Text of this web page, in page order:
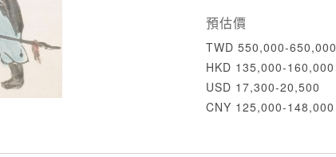
預估價
TWD 550,000-650,000
HKD 135,000-160,000
USD 17,300-20,500
CNY 125,000-148,000